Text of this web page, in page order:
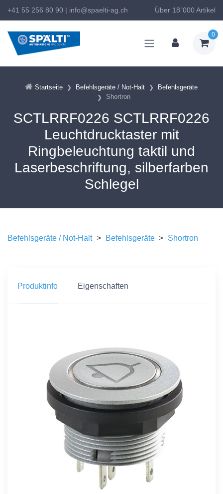
+41 55 256 80 90 | info@spaelti-ag.ch Über 18`000 Artikel
0
Startseite Befehlsgeräte / Not-Halt
Befehlsgeräte
Shortron
SCTLRRF0226 SCTLRRF0226
Leuchtdrucktaster mit
Ringbeleuchtung taktil und
Laserbeschriftung, silberfarben
Schlegel
Befehlsgeräte / Not-Halt > Befehlsgeräte > Shortron
Produktinfo Eigenschaften